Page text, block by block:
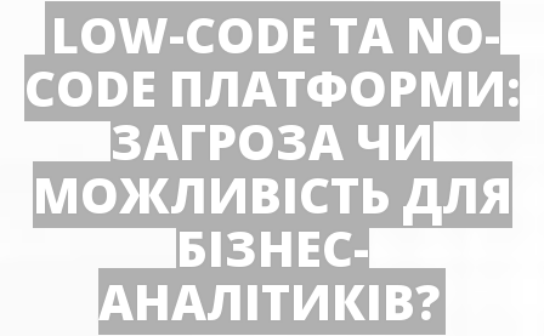
LOW-CODE ТА NO-
CODE ПЛАТФОРМИ:
ЗАГРОЗА ЧИ
МОЖЛИВІСТЬ ДЛЯ
БІЗНЕС-
АНАЛІТИКІВ?